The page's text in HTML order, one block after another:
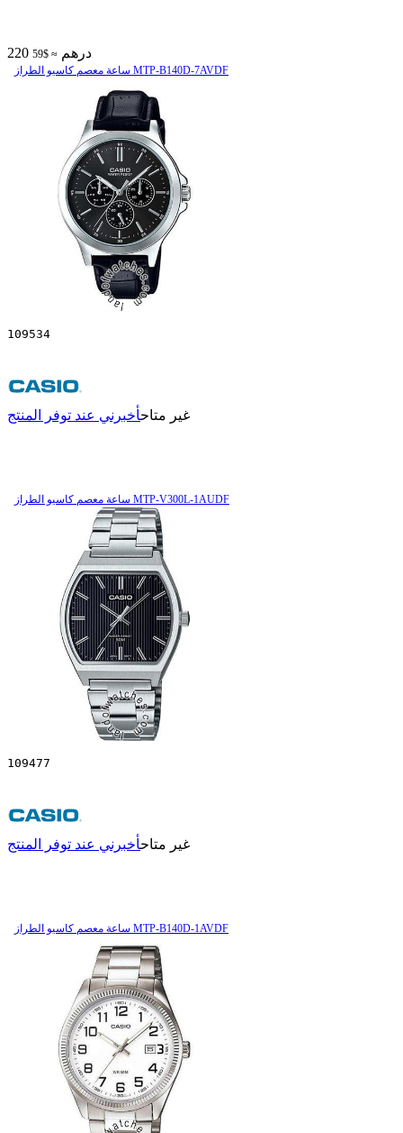
220 درهم ≈ $59
ساعة معصم کاسیو الطراز MTP-B140D-7AVDF
109534
غير متاحأخبرني عند توفر المنتج
ساعة معصم کاسیو الطراز MTP-V300L-1AUDF
109477
غير متاحأخبرني عند توفر المنتج
ساعة معصم کاسیو الطراز MTP-B140D-1AVDF